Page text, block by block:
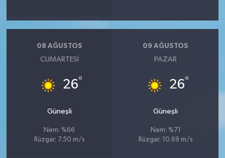
08 AĞUSTOS
CUMARTESI
26°
Güneşli
Nem: %66
Rüzgar: 7.50 m/s
09 AĞUSTOS
PAZAR
26°
Güneşli
Nem: %71
Rüzgar: 10.69 m/s